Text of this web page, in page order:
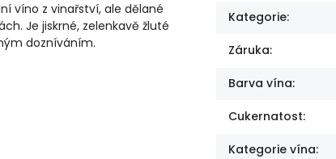
víno z vinařství, ale dělané
Je jiskrné, zelenkavě žluté
dozníváním.
Kategorie:
Záruka:
Barva vína:
Cukernatost:
Kategorie vína: